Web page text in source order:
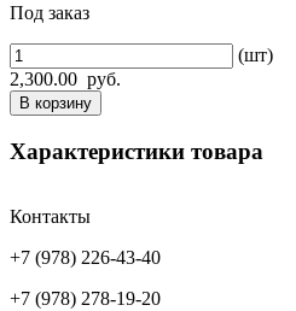
Под заказ
(шт)
2,300.00 руб.
В корзину
Характеристики товара
Контакты
+7 (978) 226-43-40
+7 (978) 278-19-20